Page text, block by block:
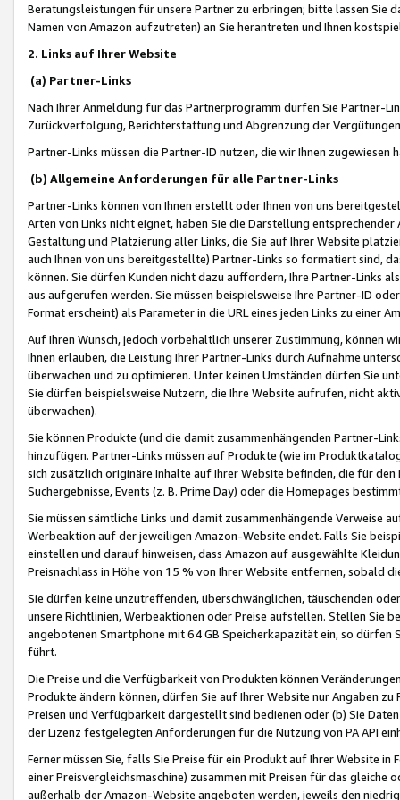
Beratungsleistungen für unsere Partner zu erbringen; bitte lassen Sie
Namen von Amazon aufzutreten) an Sie herantreten und Ihnen
2. Links auf Ihrer Website
(a) Partner-Links
Nach Ihrer Anmeldung für das Partnerprogramm dürfen Sie Partner-
Zurückverfolgung, Berichterstattung und Abgrenzung der
Partner-Links müssen die Partner-ID nutzen, die wir Ihnen zugewiesen
(b) Allgemeine Anforderungen für alle Partner-Links
Partner-Links können von Ihnen erstellt oder Ihnen von uns
Arten von Links nicht eignet, haben Sie die Darstellung
Gestaltung und Platzierung aller Links, die Sie auf Ihrer Website
auch Ihnen von uns bereitgestellte) Partner-Links so formatiert sind,
können. Sie dürfen Kunden nicht dazu auffordern, Ihre Partner-Links
aus aufgerufen werden. Sie müssen beispielsweise Ihre Partner-ID
Format erscheint) als Parameter in die URL eines jeden Links zu einer
Auf Ihren Wunsch, jedoch vorbehaltlich unserer Zustimmung, können
Ihnen erlauben, die Leistung Ihrer Partner-Links durch Aufnahme
überwachen und zu optimieren. Unter keinen Umständen dürfen Sie
Sie dürfen beispielsweise Nutzern, die Ihre Website aufrufen, nicht
überwachen).
Sie können Produkte (und die damit zusammenhängenden Partner-
hinzufügen. Partner-Links müssen auf Produkte (wie im
sich zusätzlich originäre Inhalte auf Ihrer Website befinden, die für
Suchergebnisse, Events (z. B. Prime Day) oder die Homepages
Sie müssen sämtliche Links und damit zusammenhängende
Werbeaktion auf der jeweiligen Amazon-Website endet. Falls Sie
einstellen und darauf hinweisen, dass Amazon auf ausgewählte
Preisnachlass in Höhe von 15 % von Ihrer Website entfernen, sobald
Sie dürfen keine unzutreffenden, überschwänglichen, täuschenden
unsere Richtlinien, Werbeaktionen oder Preise aufstellen. Stellen Sie
angebotenen Smartphone mit 64 GB Speicherkapazität ein, so dürfen
führt.
Die Preise und die Verfügbarkeit von Produkten können
Produkte ändern können, dürfen Sie auf Ihrer Website nur Angaben
Preisen und Verfügbarkeit dargestellt sind bedienen oder (b) Sie
der Lizenz festgelegten Anforderungen für die Nutzung von PA API
Ferner müssen Sie, falls Sie Preise für ein Produkt auf Ihrer Website
einer Preisvergleichsmaschine) zusammen mit Preisen für das
außerhalb der Amazon-Website angeboten werden, jeweils den